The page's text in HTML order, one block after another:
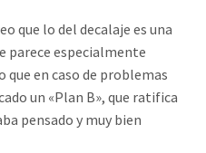
que lo del decalaje es una
parece especialmente
que en caso de problemas
un «Plan B», que ratifica
pensado y muy bien